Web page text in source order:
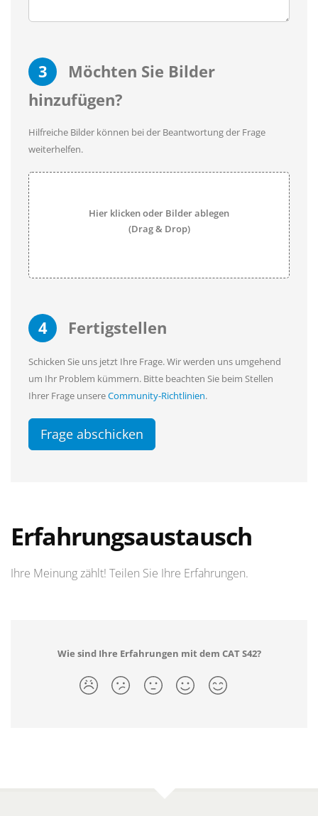
3
Möchten Sie Bilder
hinzufügen?
Hilfreiche Bilder können bei der Beantwortung der Frage
weiterhelfen.
Hier klicken oder Bilder ablegen
(Drag & Drop)
4 Fertigstellen
Schicken Sie uns jetzt Ihre Frage. Wir werden uns umgehend
um Ihr Problem kümmern. Bitte beachten Sie beim Stellen
Ihrer Frage unsereCommunity-Richtlinien.
Frage abschicken
Erfahrungsaustausch
Ihre Meinung zählt! Teilen Sie Ihre Erfahrungen.
Wie sind Ihre Erfahrungen mit dem CAT S42?